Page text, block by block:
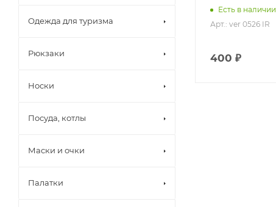
Есть в наличии
Арт.: ver 0526 IR
400 ₽
Одежда для туризма
Рюкзаки
Носки
Посуда, котлы
Маски и очки
Палатки